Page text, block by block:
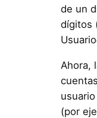
de un
dígitos
Ahora,
(por